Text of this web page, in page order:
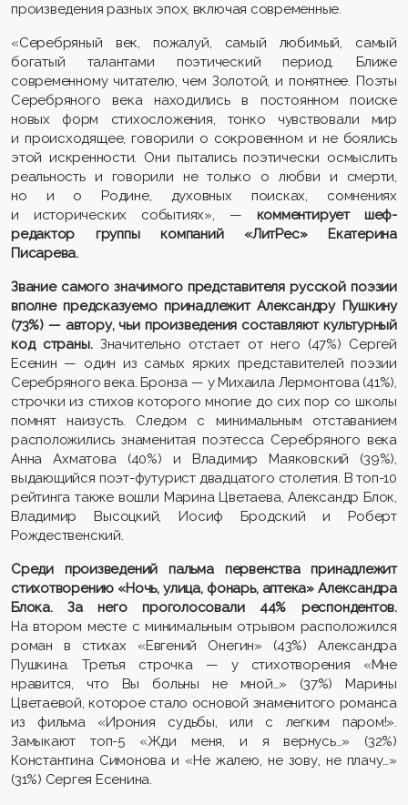
произведения разных эпох, включая современные.
«Серебряный век, пожалуй, самый любимый, самый
богатый талантами поэтический период. Ближе
современному читателю, чем Золотой, и понятнее. Поэты
Серебряного века находились в постоянном поиске
новых форм стихосложения, тонко чувствовали мир
и происходящее, говорили о сокровенном и не боялись
этой искренности. Они пытались поэтически осмыслить
реальность и говорили не только о любви и смерти,
но и о Родине, духовных поисках, сомнениях
и исторических событиях», — комментирует шеф-
редактор группы компаний «ЛитРес» Екатерина
Писарева.
Звание самого значимого представителя русской поэзии
вполне предсказуемо принадлежит Александру Пушкину
(73%) — автору, чьи произведения составляют культурный
код страны.Значительно отстает от него (47%) Сергей
Есенин — один из самых ярких представителей поэзии
Серебряного века. Бронза — у Михаила Лермонтова (41%),
строчки из стихов которого многие до сих пор со школы
помнят наизусть. Следом с минимальным отставанием
расположились знаменитая поэтесса Серебряного века
Анна Ахматова (40%) и Владимир Маяковский (39%),
выдающийся поэт-футурист двадцатого столетия. В топ-10
рейтинга также вошли Марина Цветаева, Александр Блок,
Владимир Высоцкий, Иосиф Бродский и Роберт
Рождественский.
Среди произведений пальма первенства принадлежит
стихотворению «Ночь, улица, фонарь, аптека» Александра
Блока. За него проголосовали 44% респондентов.
На втором месте с минимальным отрывом расположился
роман в стихах «Евгений Онегин» (43%) Александра
Пушкина. Третья строчка — у стихотворения «Мне
нравится, что Вы больны не мной…» (37%) Марины
Цветаевой, которое стало основой знаменитого романса
из фильма «Ирония судьбы, или с легким паром!».
Замыкают топ-5 «Жди меня, и я вернусь…» (32%)
Константина Симонова и «Не жалею, не зову, не плачу…»
(31%) Сергея Есенина.